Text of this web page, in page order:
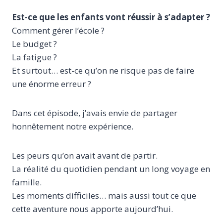
Est-ce que les enfants vont réussir à s’adapter ?
Comment gérer l’école ?
Le budget ?
La fatigue ?
Et surtout… est-ce qu’on ne risque pas de faire
une énorme erreur ?
Dans cet épisode, j’avais envie de partager
honnêtement notre expérience.
Les peurs qu’on avait avant de partir.
La réalité du quotidien pendant un long voyage en
famille.
Les moments difficiles… mais aussi tout ce que
cette aventure nous apporte aujourd’hui.